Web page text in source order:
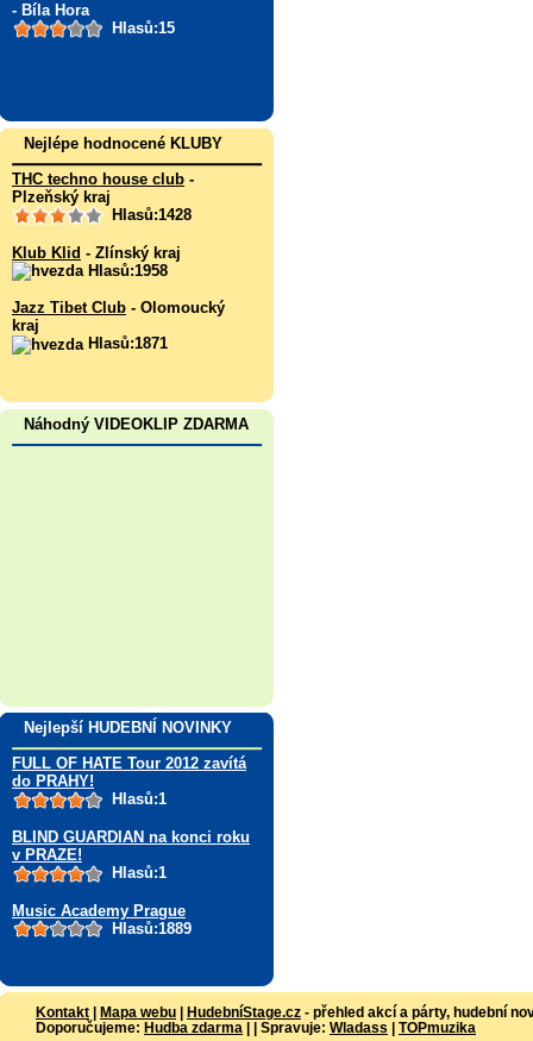
- Bíla Hora
Hlasů:15
Nejlépe hodnocené KLUBY
THC techno house club -
Plzeňský kraj
Hlasů:1428
Klub Klid - Zlínský kraj
Hlasů:1958
Jazz Tibet Club - Olomoucký
kraj
Hlasů:1871
Náhodný VIDEOKLIP ZDARMA
Nejlepší HUDEBNÍ NOVINKY
FULL OF HATE Tour 2012 zavítá
do PRAHY!
Hlasů:1
BLIND GUARDIAN na konci roku
v PRAZE!
Hlasů:1
Music Academy Prague
Hlasů:1889
Kontakt Mapa webu HudebníStage.cz - přehled akcí a párty, hudební
Doporučujeme: Hudba zdarma | | Spravuje: Wladass TOPmuzika